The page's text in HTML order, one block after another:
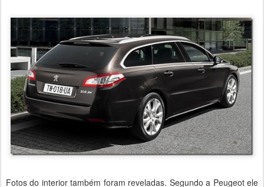
Fotos do interior também foram reveladas. Segundo a Peugeot ele